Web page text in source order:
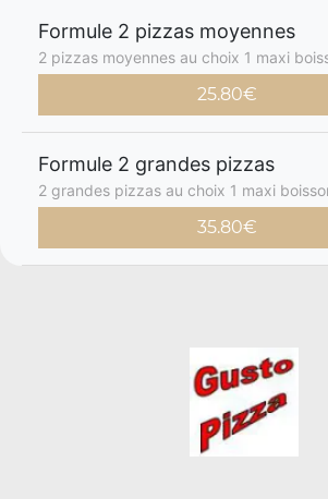
Formule 2 pizzas moyennes
2 pizzas moyennes au choix 1 maxi
25.80€
Formule 2 grandes pizzas
2 grandes pizzas au choix 1 maxi
35.80€